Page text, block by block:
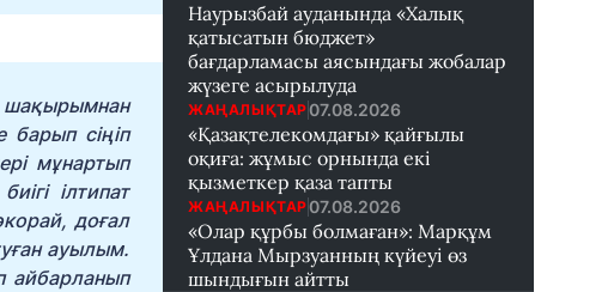
шақырымнан
барып сіңіп
мұнартып
ілтипат
доғал
ауылым.
айбарланып
Наурызбай ауданында «Халық
қатысатын бюджет»
бағдарламасы аясындағы жобалар
жүзеге асырылуда
ЖАҢАЛЫҚТАР 07.08.2026
«Қазақтелекомдағы» қайғылы
оқиға: жұмыс орнында екі
қызметкер қаза тапты
ЖАҢАЛЫҚТАР 07.08.2026
«Олар құрбы болмаған»: Марқұм
Ұлдана Мырзуанның күйеуі өз
шындығын айтты